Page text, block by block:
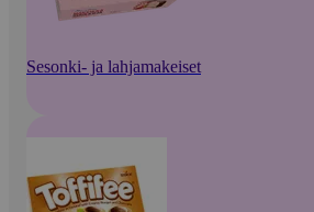
Sesonki- ja lahjamakeiset